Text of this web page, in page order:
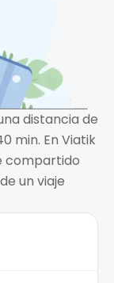
distancia de
min. En Viatik
compartido
un viaje